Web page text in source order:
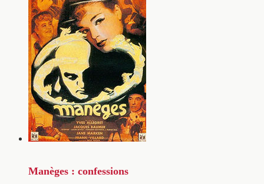
Manèges : confessions